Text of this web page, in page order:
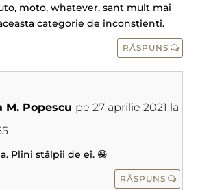
moto, whatever, sant mult mai
categorie de inconstienti.
RĂSPUNS
M. Popescu pe 27 aprilie 2021 la
Plini stâlpii de ei. 😁
RĂSPUNS